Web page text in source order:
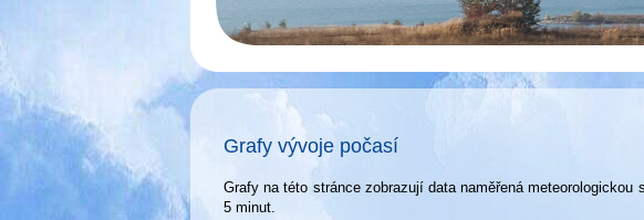
Grafy vývoje počasí
Grafy na této stránce zobrazují data naměřená
5 minut.